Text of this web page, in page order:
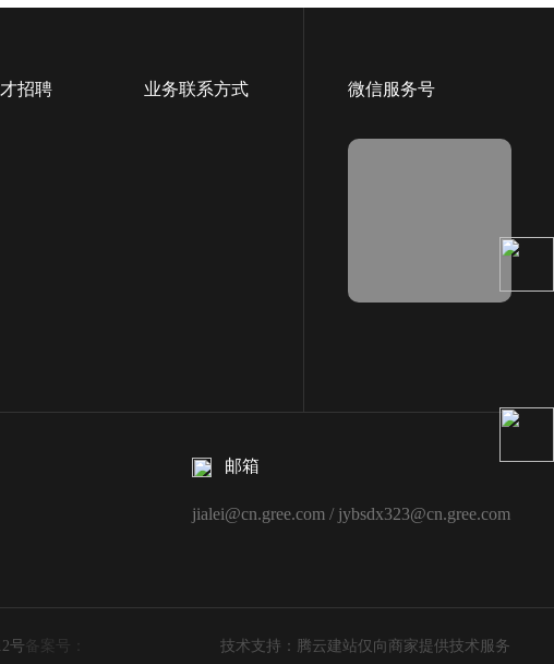
招聘 业务联系方式 微信服务号
邮箱
jialei@cn.gree.com / jybsdx323@cn.gree.com
备案号：
号 技术支持：腾云建站仅向商家提供技术服务